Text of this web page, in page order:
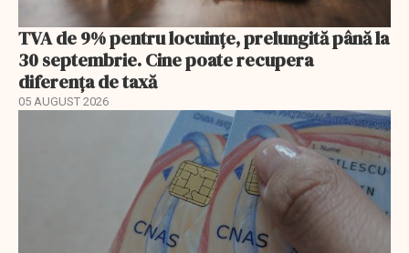
TVA de 9% pentru locuințe, prelungită până la
30 septembrie. Cine poate recupera
diferența de taxă
05 AUGUST 2026